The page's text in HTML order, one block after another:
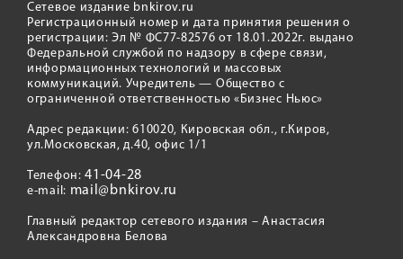
Сетевое издание bnkirov.ru
Регистрационный номер и дата принятия решения о
регистрации: Эл № ФС77-82576 от 18.01.2022г. выдано
Федеральной службой по надзору в сфере связи,
информационных технологий и массовых
коммуникаций. Учредитель — Общество с
ограниченной ответственностью «Бизнес Ньюс»
Адрес редакции: 610020, Кировская обл., г.Киров,
ул.Московская, д.40, офис 1/1
Телефон:41-04-28
e-mail: mail@bnkirov.ru
Главный редактор сетевого издания – Анастасия
Александровна Белова